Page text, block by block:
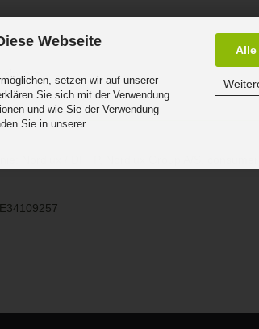
Webseite
setzen wir auf unserer
Sie sich mit der Verwendung
und wie Sie der Verwendung
Sie in unserer
Alle
Nordlux / DFTP, Nordlux Group A/S,